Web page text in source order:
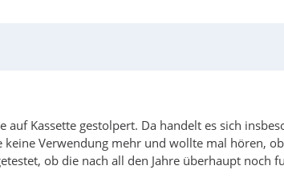
Kassette gestolpert. Da handelt es sich
Verwendung mehr und wollte mal hören,
ob die nach all den Jahre überhaupt noch